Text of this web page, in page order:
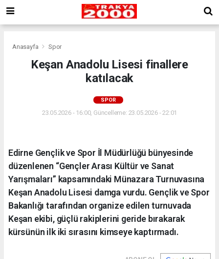
Anasayfa Spor
Keşan Anadolu Lisesi finallere
katılacak
SPOR
23.05.2026 - 16:00, Güncelleme: 23.05.2026 - 22:01
Edirne Gençlik ve Spor İl Müdürlüğü bünyesinde
düzenlenen “Gençler Arası Kültür ve Sanat
Yarışmaları” kapsamındaki Münazara Turnuvasına
Keşan Anadolu Lisesi damga vurdu. Gençlik ve Spor
Bakanlığı tarafından organize edilen turnuvada
Keşan ekibi, güçlü rakiplerini geride bırakarak
kürsünün ilk iki sırasını kimseye kaptırmadı.